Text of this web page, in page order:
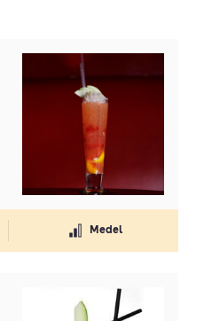
Medel